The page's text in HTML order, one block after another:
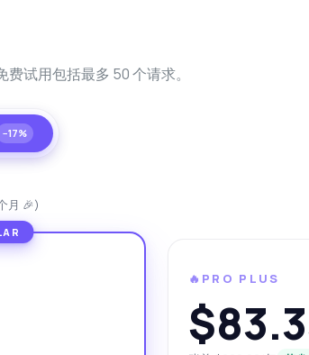
试用包括最多 50 个请求。
−17%
月 🎉)
🔥PRO PLUS